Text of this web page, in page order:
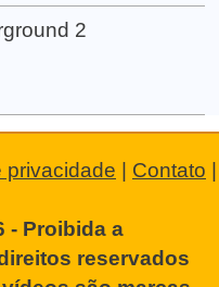
2
privacidade | Contato |
- Proibida a
reservados